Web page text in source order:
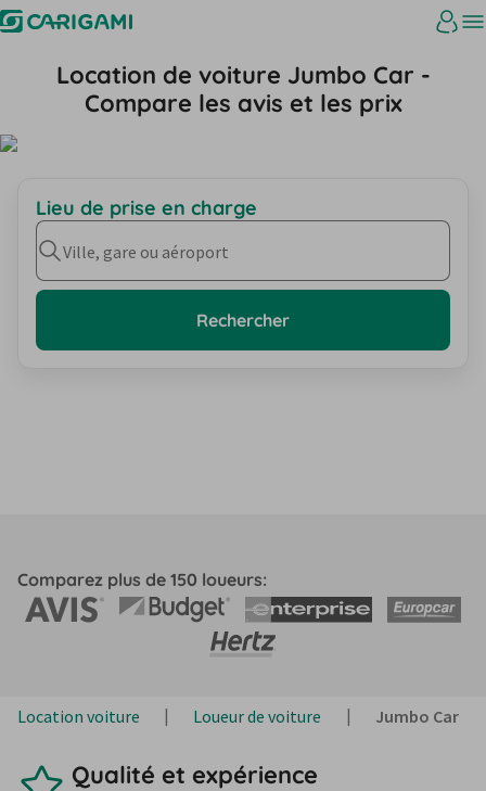
Location de voiture Jumbo Car -
Compare les avis et les prix
Lieu de prise en charge
Ville, gare ou aéroport
Rechercher
Comparez plus de 150 loueurs:
Location voiture Loueur de voiture Jumbo Car
Qualité et expérience